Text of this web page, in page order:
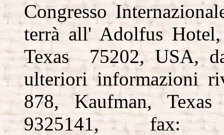
Congresso
terrà all' Adolfus Hotel,
Texas 75202, USA,
ulteriori informazioni
878, Kaufman,
9325141, fax: